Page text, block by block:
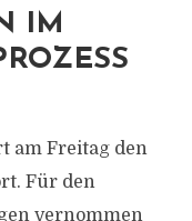
IM
am Freitag den
Für den
vernommen